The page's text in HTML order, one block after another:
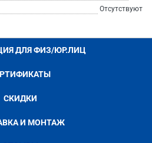
Отсутствуют
ДЛЯ ФИЗ/ЮР.ЛИЦ
СКИДКИ
И МОНТАЖ